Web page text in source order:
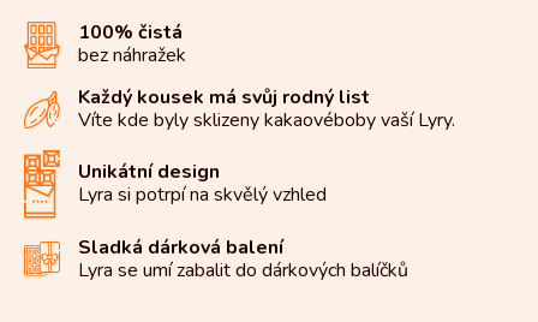
100% čistá
bez náhražek
Každý kousek má svůj rodný list
Víte kde byly sklizeny kakaovéboby vaší Lyry.
Unikátní design
Lyra si potrpí na skvělý vzhled
Sladká dárková balení
Lyra se umí zabalit do dárkových balíčků